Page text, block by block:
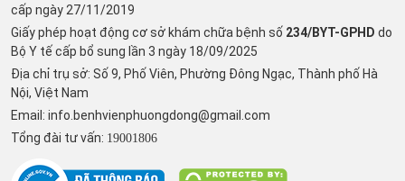
cấp ngày 27/11/2019
Giấy phép hoạt động cơ sở khám chữa bệnh số 234/BYT-GPHD do
Bộ Y tế cấp bổ sung lần 3 ngày 18/09/2025
Địa chỉ trụ sở: Số 9, Phố Viên, Phường Đông Ngạc, Thành phố Hà
Nội, Việt Nam
Email: info.benhvienphuongdong@gmail.com
Tổng đài tư vấn: 19001806